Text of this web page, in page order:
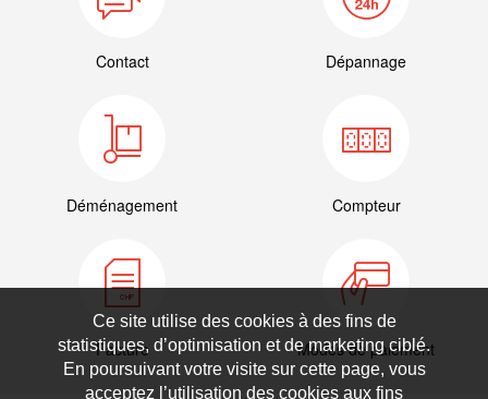
Contact Dépannage
Déménagement Compteur
Facture Modes de paiement
Ce site utilise des cookies à des fins de
statistiques, d’optimisation et de marketing ciblé.
En poursuivant votre visite sur cette page, vous
acceptez l’utilisation des cookies aux fins